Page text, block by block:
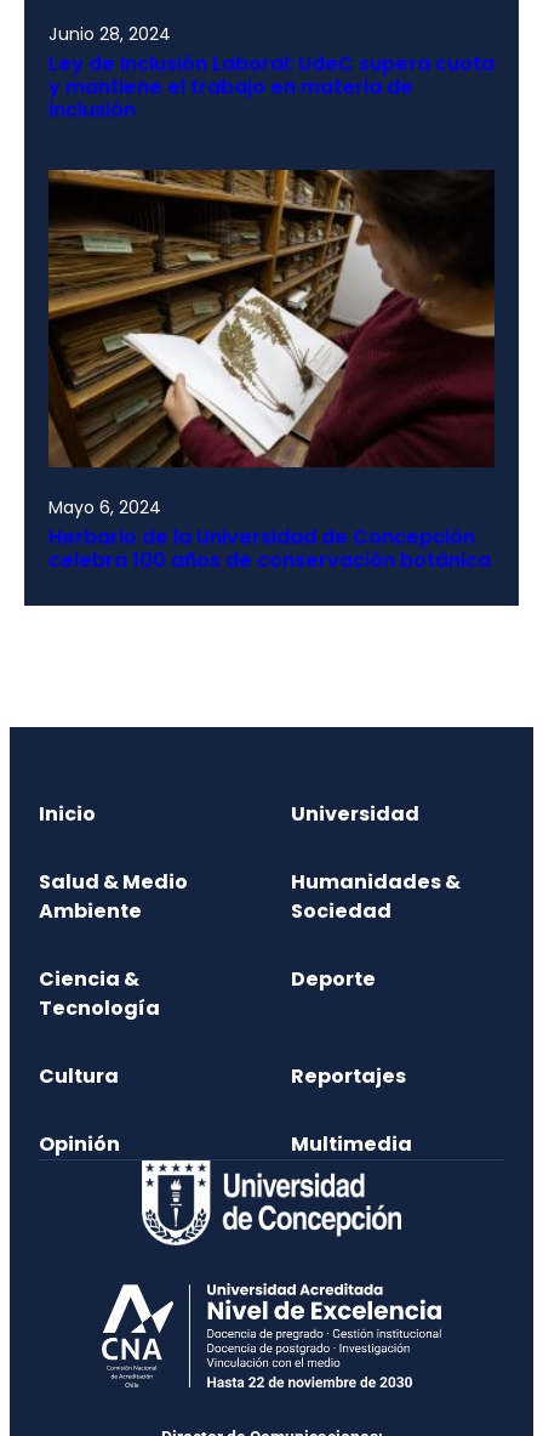
Junio 28, 2024
Ley de Inclusión Laboral: UdeC supera cuota
y mantiene el trabajo en materia de
inclusión
Mayo 6, 2024
Herbario de la Universidad de Concepción
celebra 100 años de conservación botánica
Inicio Universidad
Salud & Medio
Ambiente
Humanidades &
Sociedad
Ciencia &
Tecnología
Deporte
Cultura Reportajes
Opinión Multimedia